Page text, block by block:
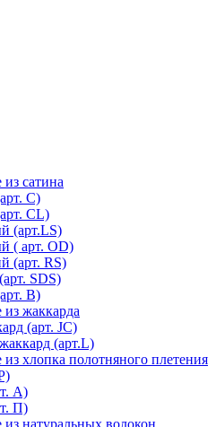
из сатина
С)
СL)
(арт.LS)
( арт. OD)
(арт. RS)
SDS)
В)
из жаккарда
(арт. JC)
(арт.L)
из хлопка полотняного плетения
А)
П)
из натуральных волокон